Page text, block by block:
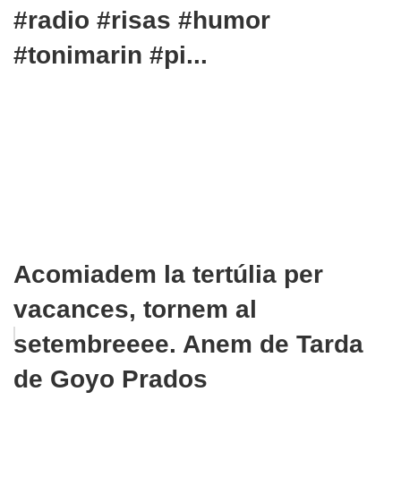
#radio #risas #humor
#tonimarin #pi...
Acomiadem la tertúlia per
vacances, tornem al
setembreeee. Anem de Tarda
de Goyo Prados